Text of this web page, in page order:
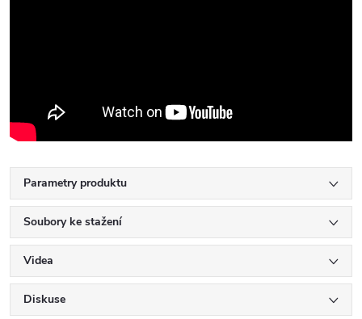
Parametry produktu
Soubory ke stažení
Videa
Diskuse